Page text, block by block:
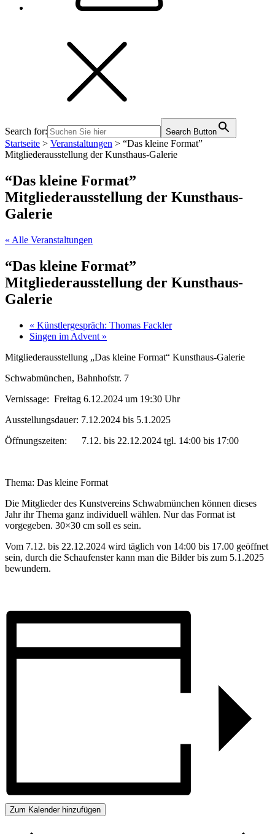
Search for: Search Button
Startseite > Veranstaltungen > “Das kleine Format”
Mitgliederausstellung der Kunsthaus-Galerie
“Das kleine Format”
Mitgliederausstellung der Kunsthaus-
Galerie
« Alle Veranstaltungen
“Das kleine Format”
Mitgliederausstellung der Kunsthaus-
Galerie
« Künstlergespräch: Thomas Fackler
Singen im Advent »
Mitgliederausstellung „Das kleine Format“ Kunsthaus-Galerie
Schwabmünchen, Bahnhofstr. 7
Vernissage: Freitag 6.12.2024 um 19:30 Uhr
Ausstellungsdauer: 7.12.2024 bis 5.1.2025
Öffnungszeiten: 7.12. bis 22.12.2024 tgl. 14:00 bis 17:00
Thema: Das kleine Format
Die Mitglieder des Kunstvereins Schwabmünchen können dieses
Jahr ihr Thema ganz individuell wählen. Nur das Format ist
vorgegeben. 30×30 cm soll es sein.
Vom 7.12. bis 22.12.2024 wird täglich von 14:00 bis 17.00 geöffnet
sein, durch die Schaufenster kann man die Bilder bis zum 5.1.2025
bewundern.
Zum Kalender hinzufügen